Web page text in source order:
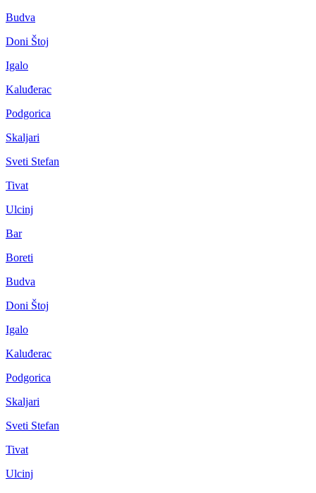
Budva
Doni Štoj
Igalo
Kaluđerac
Podgorica
Skaljari
Sveti Stefan
Tivat
Ulcinj
Bar
Boreti
Budva
Doni Štoj
Igalo
Kaluđerac
Podgorica
Skaljari
Sveti Stefan
Tivat
Ulcinj